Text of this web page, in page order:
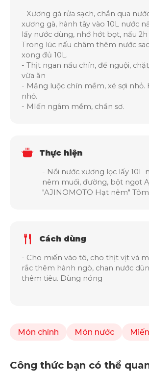
- Xương gà rửa sạch, chần qua
xương gà, hành tây vào 10L nước
lấy nước dùng, nhớ hớt bọt, nấu
Trong lúc nấu châm thêm nước
xong đủ 10L.
- Thịt ngan nấu chín, để nguội,
vừa ăn
- Măng luộc chín mềm, xé sợi nhỏ.
nhỏ.
- MIến ngâm mềm, chần sơ.
Thực hiện
- Nồi nước xương lọc lấy 10L
nêm muối, đường, bột ngọt
"AJINOMOTO Hạt nêm"
Cách dùng
- Cho miến vào tô, cho thịt vịt và
rắc thêm hành ngò, chan nước
thêm tiêu. Dùng nóng
Món chính Món nước Miến
Công thức bạn có thể